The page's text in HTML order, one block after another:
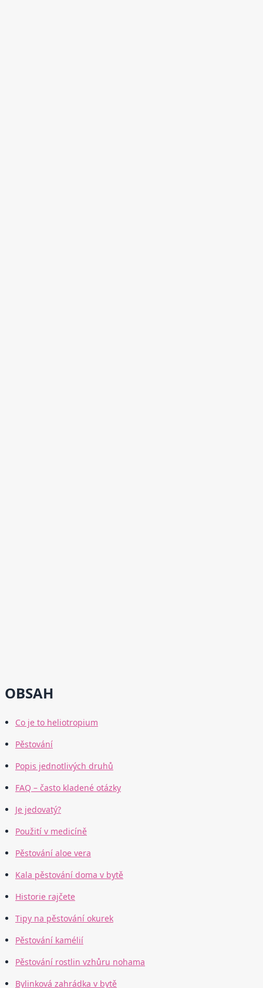
OBSAH
Co je to heliotropium
Pěstování
Popis jednotlivých druhů
FAQ – často kladené otázky
Je jedovatý?
Použití v medicíně
Pěstování aloe vera
Kala pěstování doma v bytě
Historie rajčete
Tipy na pěstování okurek
Pěstování kamélií
Pěstování rostlin vzhůru nohama
Bylinková zahrádka v bytě